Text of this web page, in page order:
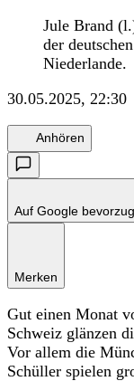
Jule Brand
der
Niederlande.
30.05.2025, 22:30
Anhören
Auf Google
Merken
Gut einen Monat
Schweiz glänzen
Vor allem die
Schüller spielen